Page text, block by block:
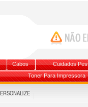
Cabos
Cuidados
Toner Para Impressora